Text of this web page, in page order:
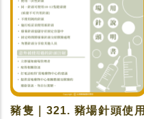
豬隻｜321. 豬場針頭使用